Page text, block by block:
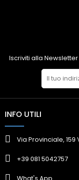
Iscriviti alla
INFO UTILI
Via Provinciale,
+39 081 5042757